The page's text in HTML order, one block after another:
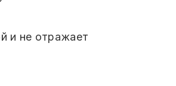
и не отражает